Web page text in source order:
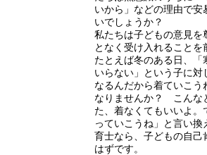
いから」などの理由で安
いでしょうか？
私たちは子どもの意見を
となく受け入れることを
たとえば冬のある日、「
いらない」という子に対
なるんだから着ていこう
なりませんか？ こんな
た、着なくてもいいよ。
っていこうね」と言い
育士なら、子どもの自己
はずです。